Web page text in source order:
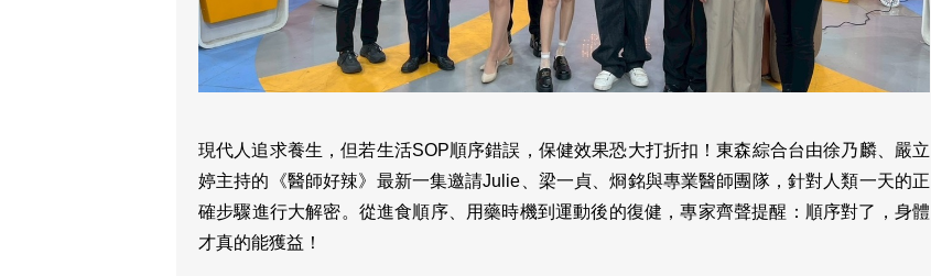
現代人追求養生，但若生活SOP順序錯誤，保健效果恐大打折扣！東森綜合台由徐乃麟、嚴立
婷主持的《醫師好辣》最新一集邀請Julie、梁一貞、烱銘與專業醫師團隊，針對人類一天的正
確步驟進行大解密。從進食順序、用藥時機到運動後的復健，專家齊聲提醒：順序對了，身體
才真的能獲益！